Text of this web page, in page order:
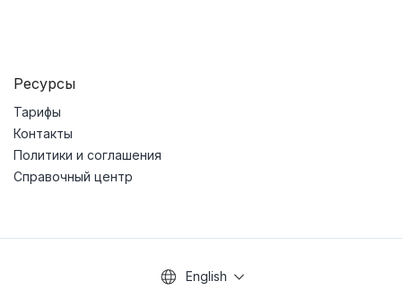
Ресурсы
Тарифы
Контакты
Политики и соглашения
Справочный центр
English